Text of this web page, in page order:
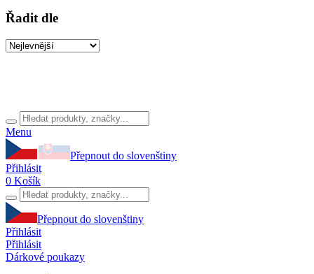
Řadit dle
Menu
Přepnout do slovenštiny
Přihlásit
0 Košík
Přepnout do slovenštiny
Přihlásit
Přihlásit
Dárkové poukazy